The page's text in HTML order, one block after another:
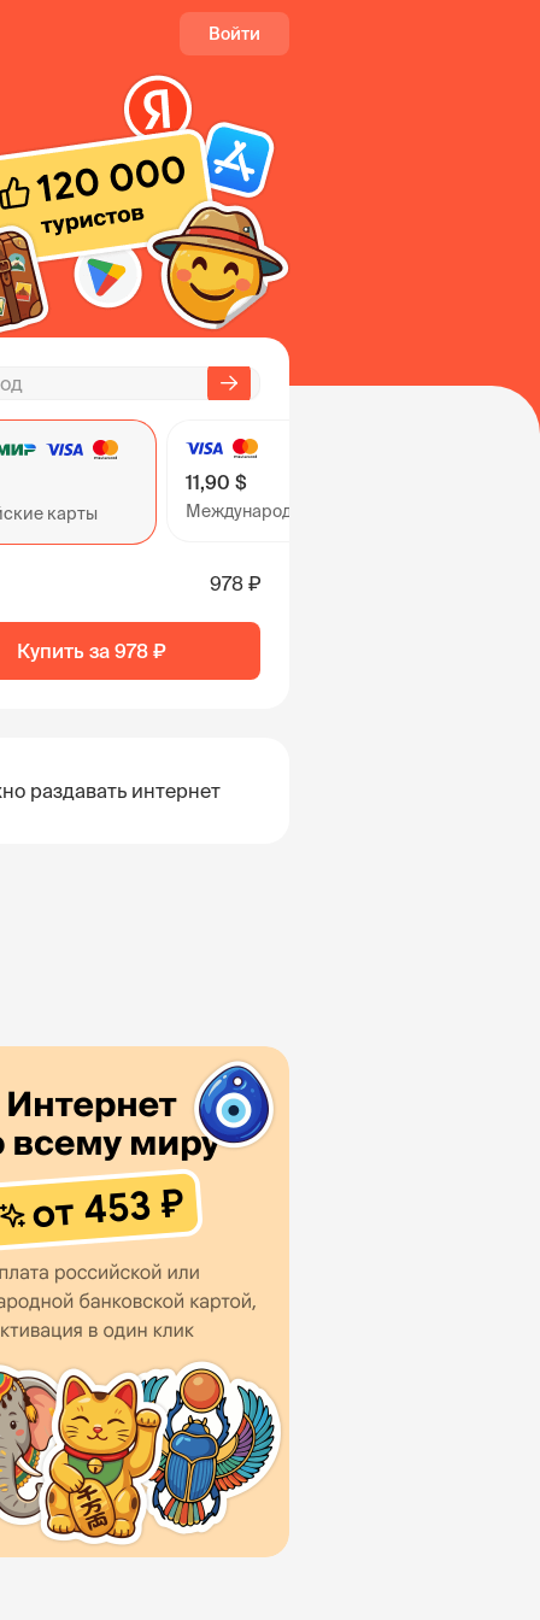
Войти
карты
11,90 $
Международные карты
978 ₽
Купить за 978 ₽
раздавать интернет